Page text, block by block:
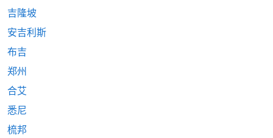
吉隆坡
安吉利斯
布吉
郑州
合艾
悉尼
梳邦